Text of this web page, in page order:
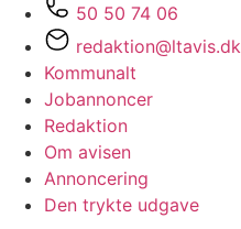
50 50 74 06
redaktion@ltavis.dk
Kommunalt
Jobannoncer
Redaktion
Om avisen
Annoncering
Den trykte udgave